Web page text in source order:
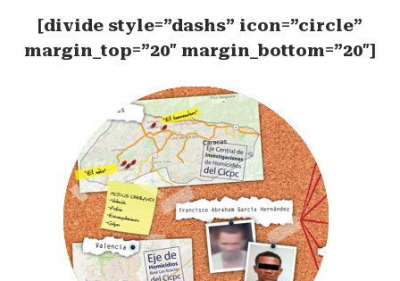
[divide style=”dashs” icon=”circle”
margin_top=”20″ margin_bottom=”20″]